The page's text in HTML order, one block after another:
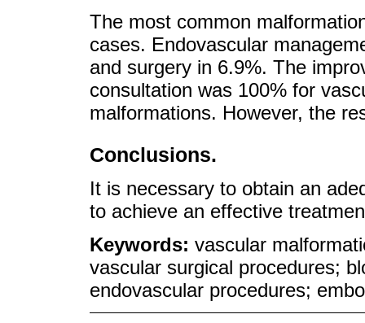
The most common
cases. Endovascular
and surgery in 6.9%. The
consultation was 100% for
malformations. However, the
Conclusions.
It is necessary to obtain an
to achieve an effective
Keywords: vascular
vascular surgical procedures;
endovascular procedures;